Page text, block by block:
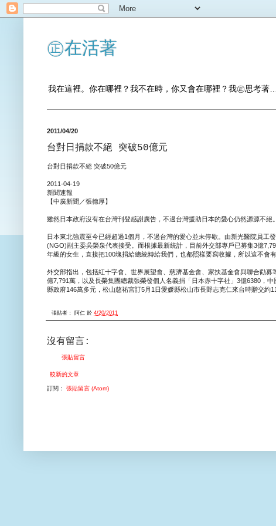
㊣在活著
我在這裡。你在哪裡？我不在時，你又會在哪裡？我㊣思考著…
2011/04/20
台對日捐款不絕 突破50億元
台對日捐款不絕 突破50億元
2011-04-19
新聞速報
【中廣新聞／張德厚】
雖然日本政府沒有在台灣刊登感謝廣告，不過台灣援助日本的愛心仍然源源不
日本東北強震至今已經超過1個月，不過台灣的愛心並未停歇。由新光醫院員
(NGO)副主委吳榮泉代表接受。而根據最新統計，目前外交部專戶已募集3億
年級的女生，直接把100塊捐給總統轉給我們，也都照樣要寫收據，所以這不會有
外交部指出，包括紅十字會、世界展望會、慈濟基金會、家扶基金會與聯合勸
億7,791萬，以及長榮集團總裁張榮發個人名義捐「日本赤十字社」3億6380，
縣政府146萬多元，松山慈祐宮訂5月1日愛媛縣松山市長野志克仁來台時贈交約
張貼者： 阿仁 於 4/20/2011
沒有留言:
張貼留言
較新的文章
訂閱： 張貼留言 (Atom)